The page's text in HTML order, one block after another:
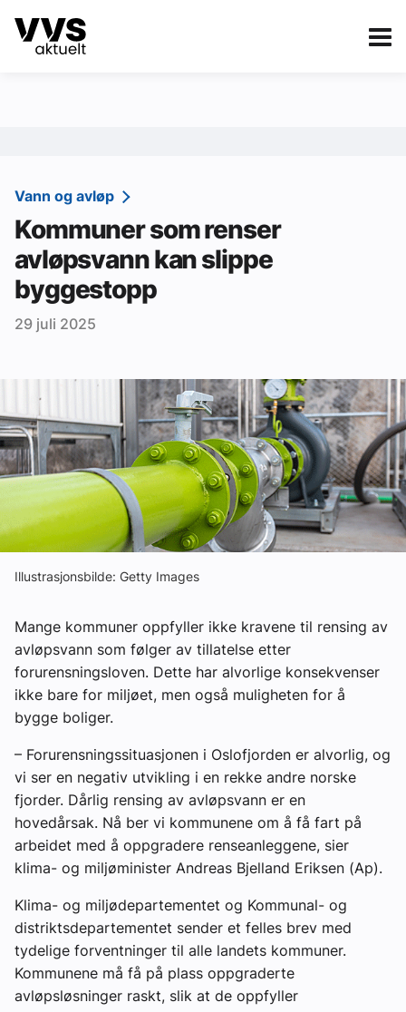
Kategorier
Sanitær
Ventilasjon
Varme og energi
Byggautomasjon
Aktuelle prosjekter
Om VVS Aktuelt
Kontakt oss:
Abonner på fagbladet Byggfakta Nyheter
Annonsere i VVS Aktuelt
Kontakt oss
Tips oss
eBlad
Vann og avløp
Kommuner som renser
avløpsvann kan slippe
byggestopp
29 juli 2025
Illustrasjonsbilde: Getty Images
Mange kommuner oppfyller ikke kravene til rensing av
avløpsvann som følger av tillatelse etter
forurensningsloven. Dette har alvorlige konsekvenser
ikke bare for miljøet, men også muligheten for å
bygge boliger.
– Forurensningssituasjonen i Oslofjorden er alvorlig, og
vi ser en negativ utvikling i en rekke andre norske
fjorder. Dårlig rensing av avløpsvann er en
hovedårsak. Nå ber vi kommunene om å få fart på
arbeidet med å oppgradere renseanleggene, sier
klima- og miljøminister Andreas Bjelland Eriksen (Ap).
Klima- og miljødepartementet og Kommunal- og
distriktsdepartementet sender et felles brev med
tydelige forventninger til alle landets kommuner.
Kommunene må få på plass oppgraderte
avløpsløsninger raskt, slik at de oppfyller